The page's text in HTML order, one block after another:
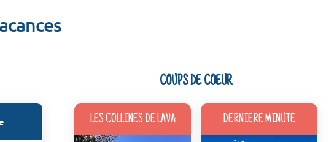
COUPS DE COEUR
LES COLLINES DE LAVA DERNIERE MINUTE